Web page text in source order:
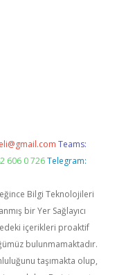
Teams:
606 0 726 Telegram:
Bilgi Teknolojileri
bir Yer Sağlayıcı
içerikleri proaktif
bulunmamaktadır.
taşımakta olup,